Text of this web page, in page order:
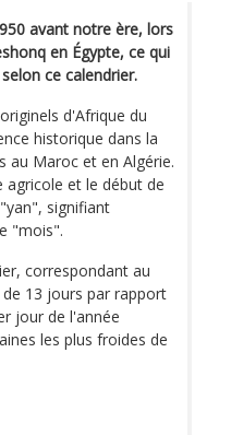
avant notre ère, lors
en Égypte, ce qui
ce calendrier.
d'Afrique du
historique dans la
au Maroc et en Algérie.
agricole et le début de
signifiant
"mois".
correspondant au
13 jours par rapport
jour de l'année
les plus froides de